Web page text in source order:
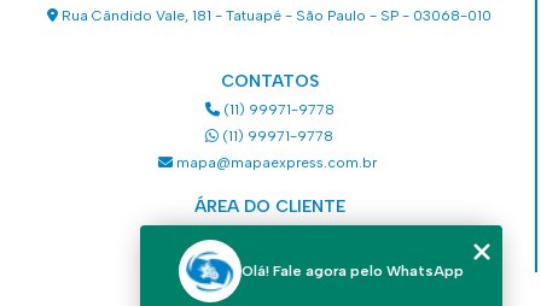
Rua Cândido Vale, 181 - Tatuapé - São Paulo - SP - 03068-010
CONTATOS
(11) 99971-9778
(11) 99971-9778
mapa@mapaexpress.com.br
ÁREA DO CLIENTE
Olá! Fale agora pelo WhatsApp